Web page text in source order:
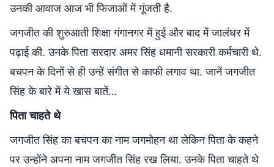
उनकी आवाज आज भी फिजाओं में गूंजती है.
जगजीत की शुरुआती शिक्षा गंगानगर में हुई और बाद में जालंधर में
पढ़ाई की. उनके पिता सरदार अमर सिंह धमानी सरकारी कर्मचारी थे.
बचपन के दिनों से ही उन्हें संगीत से काफी लगाव था. जानें जगजीत
सिंह के बारे में ये खास बातें…
पिता चाहते थे
जगजीत सिंह का बचपन का नाम जगमोहन था लेकिन पिता के कहने
पर उन्होंने अपना नाम जगजीत सिंह रख लिया. उनके पिता चाहते थे